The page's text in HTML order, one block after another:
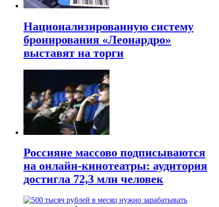
Национализированную систему
бронирования «Леонардро»
выставят на торги
Россияне массово подписываются
на онлайн-кинотеатры: аудитория
достигла 72,3 млн человек